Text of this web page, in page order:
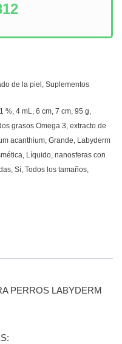
de la piel , Suplementos
%, 4 mL, 6 cm, 7 cm, 95 g,
grasos Omega 3, extracto de
acanthium, Grande, Labyderm
, Líquido, nanosferas con
, Sí, Todos los tamaños,
PERROS LABYDERM